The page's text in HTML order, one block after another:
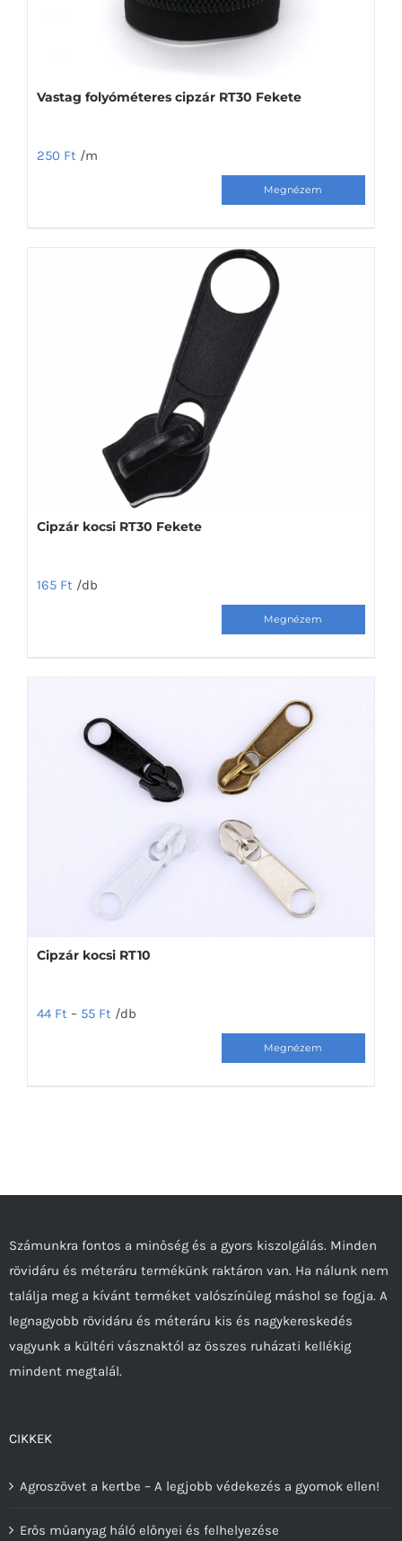
Vastag folyóméteres cipzár RT30 Fekete
250 Ft /m
Cipzár kocsi RT30 Fekete
165 Ft /db
Cipzár kocsi RT10
44 Ft – 55 Ft /db
a
termékoldalon
választhatók
ki
Számunkra fontos a minőség és a gyors kiszolgálás. Minden
rövidáru és méteráru termékünk raktáron van. Ha nálunk nem
találja meg a kívánt terméket valószínűleg máshol se fogja. A
legnagyobb rövidáru és méteráru kis és nagykereskedés
vagyunk a kültéri vásznaktól az összes ruházati kellékig
mindent megtalál.
CIKKEK
Agroszövet a kertbe – A legjobb védekezés a gyomok ellen!
Erős műanyag háló előnyei és felhelyezése